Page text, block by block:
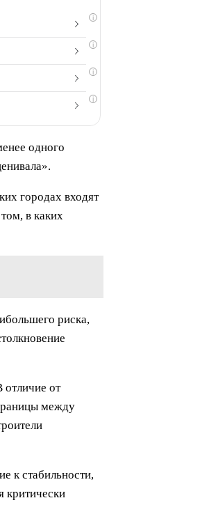
i
i
i
i
одного
городах входят
в каких
риска,
отличие от
между
к стабильности,
критически